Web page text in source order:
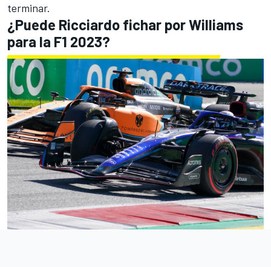
terminar.
¿Puede Ricciardo fichar por Williams
para la F1 2023?